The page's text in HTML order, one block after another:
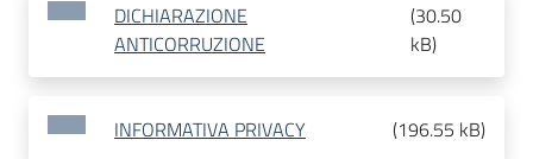
DICHIARAZIONE
ANTICORRUZIONE
(30.50
kB)
INFORMATIVA PRIVACY (196.55 kB)